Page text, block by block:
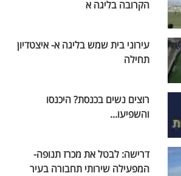
הקרובה בליגה א
עירוני בית שמש בליגה א- איצטדיון
תחילה
רוצים נשים בכנסת? היכנסו
והשפיעו...
דרישה: לבטל את מכרז תנופה-
המפעילה שירותי תחבורה בעיר